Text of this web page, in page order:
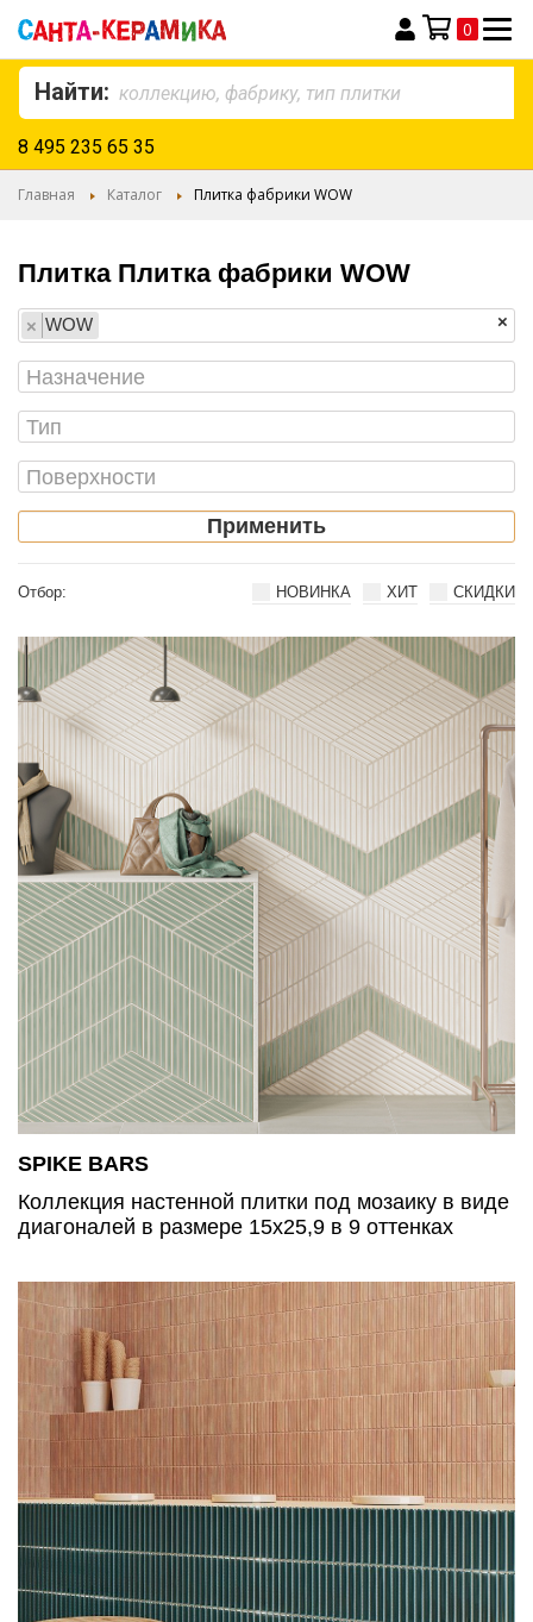
Моя корзина
0
Найти:
8 495 235 65 35
Главная Каталог Плитка фабрики WOW
Плитка Плитка фабрики WOW
×
× WOW
Применить
Отбор: НОВИНКА ХИТ СКИДКИ
SPIKE BARS
Коллекция настенной плитки под мозаику в виде
диагоналей в размере 15x25,9 в 9 оттенках